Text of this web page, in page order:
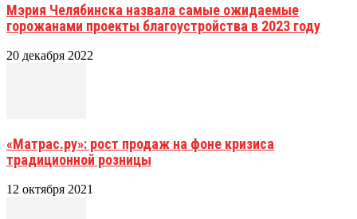
Мэрия Челябинска назвала самые ожидаемые
горожанами проекты благоустройства в 2023 году
20 декабря 2022
«Матрас.ру»: рост продаж на фоне кризиса
традиционной розницы
12 октября 2021